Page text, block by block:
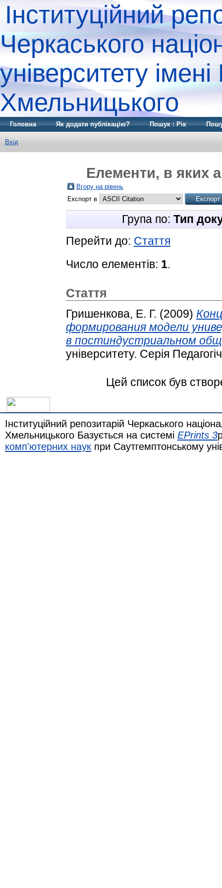
Інституційний
Черкаського
університету
Хмельницького
Головна Як додати публікацію? Пошук : Рік
Вхід
Елементи, в яких
Вгору на рівень
Експорт в
Група по: Тип
Перейти до: Стаття
Число елементів: 1.
Стаття
Гришенкова, Е. Г. (2009)
формирования модели
в постиндустриальном
університету. Серія
Цей список був
Інституційний репозитарій Черкаського
Хмельницького Базується на системі EPrints 3
комп'ютерних наук при Саутгемптонському